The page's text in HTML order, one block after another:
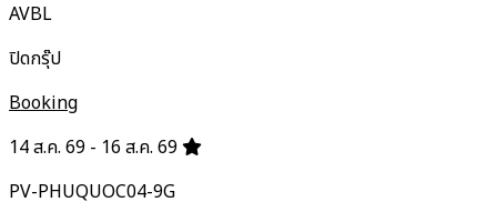
AVBL
ปิดกรุ๊ป
Booking
14 ส.ค. 69 - 16 ส.ค. 69
PV-PHUQUOC04-9G